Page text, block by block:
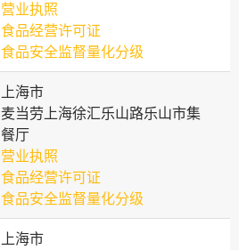
营业执照
食品经营许可证
食品安全监督量化分级
上海市
麦当劳上海徐汇乐山路乐山市集
餐厅
营业执照
食品经营许可证
食品安全监督量化分级
上海市